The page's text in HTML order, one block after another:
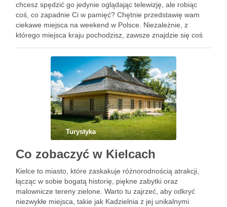
chcesz spędzić go jedynie oglądając telewizję, ale robiąc
coś, co zapadnie Ci w pamięć? Chętnie przedstawię wam
ciekawe miejsca na weekend w Polsce. Niezależnie, z
którego miejsca kraju pochodzisz, zawsze znajdzie się coś
Turystyka
Co zobaczyć w Kielcach
Kielce to miasto, które zaskakuje różnorodnością atrakcji,
łącząc w sobie bogatą historię, piękne zabytki oraz
malownicze tereny zielone. Warto tu zajrzeć, aby odkryć
niezwykłe miejsca, takie jak Kadzielnia z jej unikalnymi